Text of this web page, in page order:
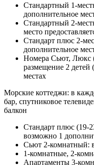
Стандартный 1-
дополнительное
Стандартный 2-
место
Стандарт плюс 2-
дополнительное
Номера Сьют, Люкс
размещение 2 детей
местах
Морские коттеджи: в
бар, спутниковое
балкон
Стандарт плюс (19-
возможно 1
Сьют 2-комнатный:
1-комнатные, 2-
Апартаменты 3-